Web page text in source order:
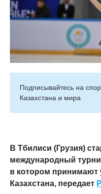
Подписывайтесь на
Казахстана и мира
В Тбилиси (Грузия)
международный
в котором принимают
Казахстана, передает